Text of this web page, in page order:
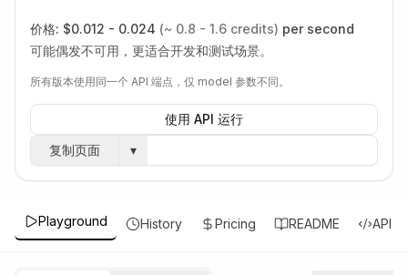
价格: $0.012 - 0.024 (~ 0.8 - 1.6 credits) per second
可能偶发不可用，更适合开发和测试场景。
所有版本使用同一个 API 端点，仅 model 参数不同。
使用 API 运行
复制页面
▾
Playground History Pricing README API